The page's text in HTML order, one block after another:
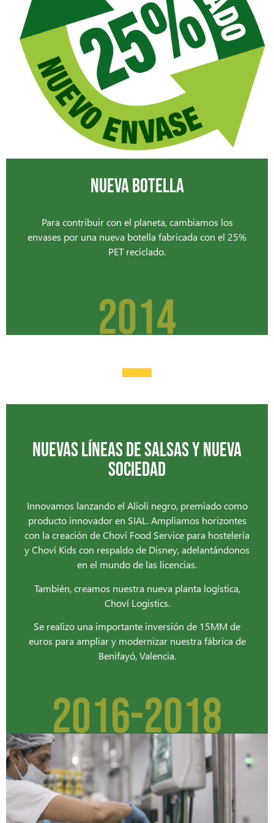
NUEVA BOTELLA
Para contribuir con el planeta, cambiamos los
envases por una nueva botella fabricada con el 25%
PET reciclado.
2014
-
NUEVAS LÍNEAS DE SALSAS Y NUEVA
SOCIEDAD
Innovamos lanzando el Alioli negro, premiado como
producto innovador en SIAL. Ampliamos horizontes
con la creación de Choví Food Service para hostelería
y Choví Kids con respaldo de Disney, adelantándonos
en el mundo de las licencias.
También, creamos nuestra nueva planta logística,
Choví Logistics.
Se realizo una importante inversión de 15MM de
euros para ampliar y modernizar nuestra fábrica de
Benifayó, Valencia.
2016-2018